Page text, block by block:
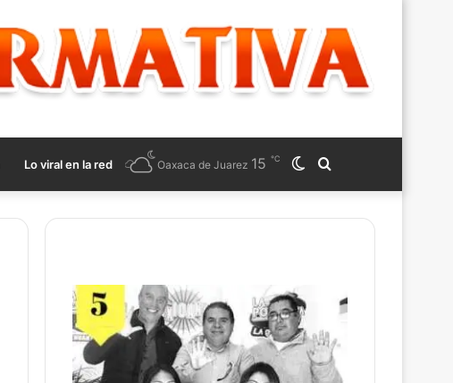
Lo viral en la red
for
Switch
skin
Oaxaca de Juarez 15 ℃